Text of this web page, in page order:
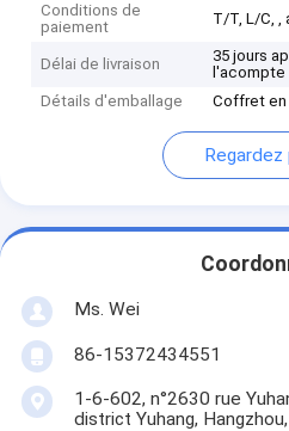
Conditions de
paiement
T/T, L/C, ,
Délai de livraison
35 jours
l'acompte
Détails d'emballage
Coffret en
Regardez
Ms. Wei
86-15372434551
1-6-602, n°2630 rue
district Yuhang,